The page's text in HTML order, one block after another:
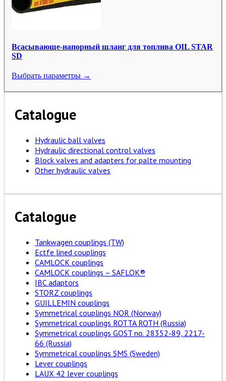
Всасывающе-напорный шланг для топлива OIL STAR
SD
Выбрать параметры →
Catalogue
Hydraulic ball valves
Hydraulic directional control valves
Block valves and adapters for palte mounting
Other hydraulic valves
Catalogue
Tankwagen couplings (TW)
Ectfe lined couplings
CAMLOCK couplings
CAMLOCK couplings – SAFLOK®
IBC adaptors
STORZ couplings
GUILLEMIN couplings
Symmetrical couplings NOR (Norway)
Symmetrical couplings ROTTA ROTH (Russia)
Symmetrical couplings GOST no. 28352-89, 2217-
66 (Russia)
Symmetrical couplings SMS (Sweden)
Lever couplings
LAUX 42 lever couplings